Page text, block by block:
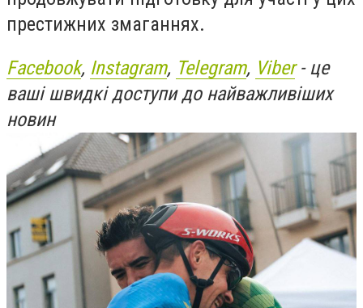
престижних змаганнях.
Facebook, Instagram, Telegram, Viber- це
ваші швидкі доступи до найважливіших
новин